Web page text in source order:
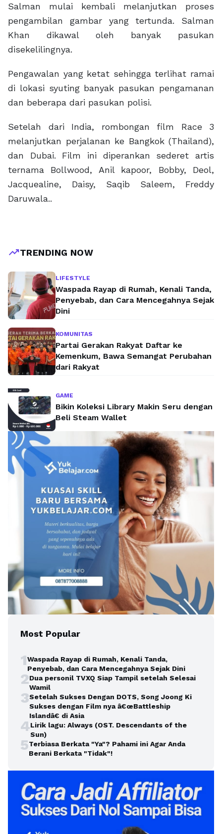
Salman mulai kembali melanjutkan proses
pengambilan gambar yang tertunda. Salman
Khan dikawal oleh banyak pasukan
disekelilingnya.
Pengawalan yang ketat sehingga terlihat ramai
di lokasi syuting banyak pasukan pengamanan
dan beberapa dari pasukan polisi.
Setelah dari India, rombongan film Race 3
melanjutkan perjalanan ke Bangkok (Thailand),
dan Dubai. Film ini diperankan sederet artis
ternama Bollwood, Anil kapoor, Bobby, Deol,
Jacquealine, Daisy, Saqib Saleem, Freddy
Daruwala..
trending_upTRENDING NOW
LIFESTYLE
Waspada Rayap di Rumah, Kenali Tanda,
Penyebab, dan Cara Mencegahnya Sejak
Dini
KOMUNITAS
Partai Gerakan Rakyat Daftar ke
Kemenkum, Bawa Semangat Perubahan
dari Rakyat
GAME
Bikin Koleksi Library Makin Seru dengan
Beli Steam Wallet
Most Popular
1Waspada Rayap di Rumah, Kenali Tanda,
Penyebab, dan Cara Mencegahnya Sejak Dini
2Dua personil TVXQ Siap Tampil setelah Selesai
Wamil
3Setelah Sukses Dengan DOTS, Song Joong Ki
Sukses dengan Film nya â€œBattleship
Islandâ€ di Asia
4Lirik lagu: Always (OST. Descendants of the
Sun)
5Terbiasa Berkata "Ya"? Pahami ini Agar Anda
Berani Berkata "Tidak"!